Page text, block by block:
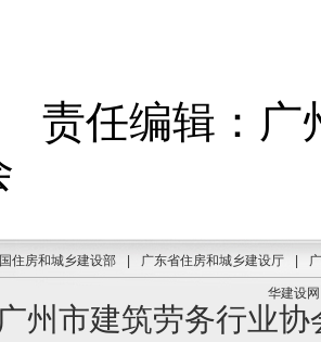
任编辑：广
住房和城乡建设部 广东省住房和城乡建设厅
华建设网
州市建筑劳务行业